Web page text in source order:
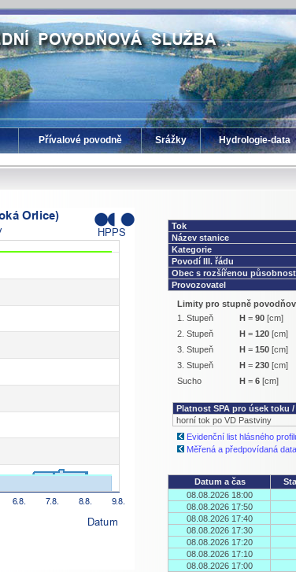
Přívalové povodně Srážky Hydrologie-data
Tok
Název stanice
Kategorie
Povodí III. řádu
Obec s rozšířenou
Provozovatel
Limity pro stupně
1. Stupeň
H = 90 [cm]
2. Stupeň
H = 120 [cm]
3. Stupeň
H = 150 [cm]
3. Stupeň
H = 230 [cm]
Sucho
H = 6 [cm]
Platnost SPA pro úsek toku
horní tok po VD Pastviny
Evidenční list hlásného
Měřená a předpovídaná
Datum a čas
08.08.2026 18:00
08.08.2026 17:50
08.08.2026 17:40
08.08.2026 17:30
08.08.2026 17:20
08.08.2026 17:10
08.08.2026 17:00